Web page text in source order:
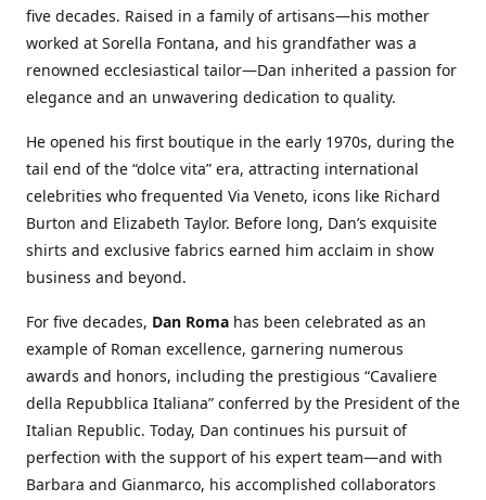
five decades. Raised in a family of artisans—his mother
worked at Sorella Fontana, and his grandfather was a
renowned ecclesiastical tailor—Dan inherited a passion for
elegance and an unwavering dedication to quality.
He opened his first boutique in the early 1970s, during the
tail end of the “dolce vita” era, attracting international
celebrities who frequented Via Veneto, icons like Richard
Burton and Elizabeth Taylor. Before long, Dan’s exquisite
shirts and exclusive fabrics earned him acclaim in show
business and beyond.
For five decades, Dan Roma has been celebrated as an
example of Roman excellence, garnering numerous
awards and honors, including the prestigious “Cavaliere
della Repubblica Italiana” conferred by the President of the
Italian Republic. Today, Dan continues his pursuit of
perfection with the support of his expert team—and with
Barbara and Gianmarco, his accomplished collaborators